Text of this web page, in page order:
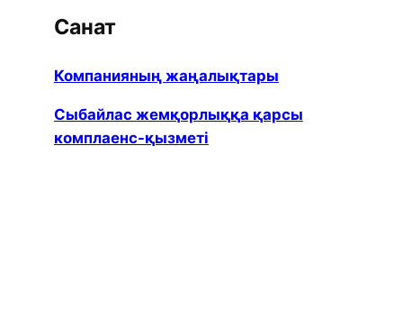
Санат
Компанияның жаңалықтары
Сыбайлас жемқорлыққа қарсы
комплаенс-қызметі